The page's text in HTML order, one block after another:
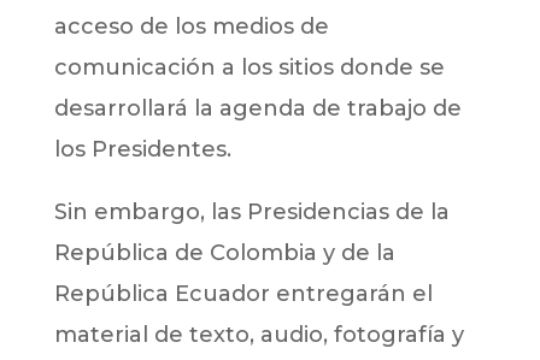
acceso de los medios de
comunicación a los sitios donde se
desarrollará la agenda de trabajo de
los Presidentes.
Sin embargo, las Presidencias de la
República de Colombia y de la
República Ecuador entregarán el
material de texto, audio, fotografía y